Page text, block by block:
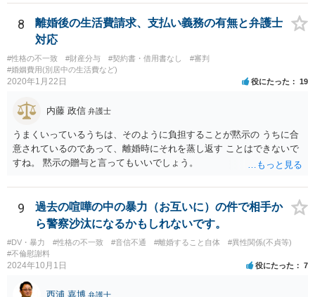
8
離婚後の生活費請求、支払い義務の有無と弁護士
対応
#性格の不一致 #財産分与 #契約書・借用書なし
#審判
#婚姻費用(別居中の生活費など)
2020年1月22日 役にたった 19
内藤 政信 弁護士
うまくいっているうちは、そのように負担することが黙示の うちに合
意されているのであって、離婚時にそれを蒸し返す ことはできないで
すね。 黙示の贈与と言ってもいいでしょう。
9
過去の喧嘩の中の暴力（お互いに）の件で相手か
ら警察沙汰になるかもしれないです。
#DV・暴力 #性格の不一致 #音信不通 #離婚すること自体
#異性関係(不貞等)
#不倫慰謝料
2024年10月1日 役にたった 7
西浦 嘉博 弁護士